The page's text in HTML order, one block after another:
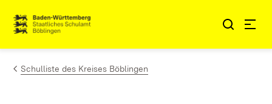
Zum Inhalt springen
Link zur Startseite
Schulliste des Kreises Böblingen